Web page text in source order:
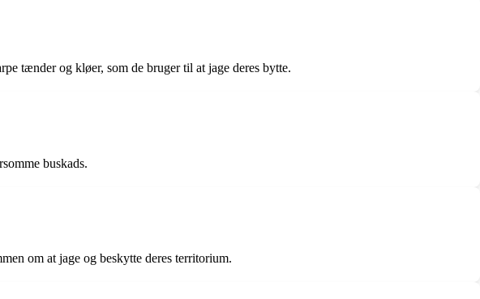
tænder og kløer, som de bruger til at jage deres bytte.
buskads.
om at jage og beskytte deres territorium.